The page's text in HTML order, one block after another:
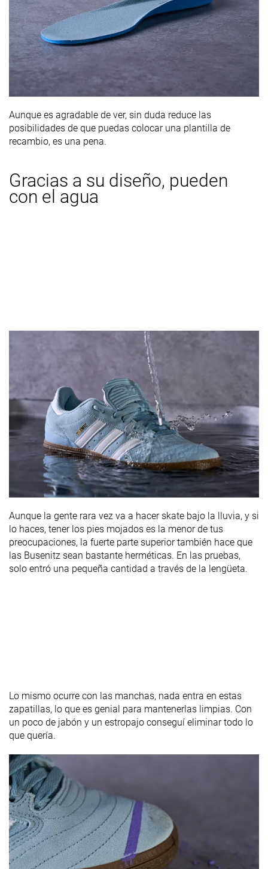
Aunque es agradable de ver, sin duda reduce las
posibilidades de que puedas colocar una plantilla de
recambio, es una pena.
Gracias a su diseño, pueden
con el agua
Aunque la gente rara vez va a hacer skate bajo la lluvia, y si
lo haces, tener los pies mojados es la menor de tus
preocupaciones, la fuerte parte superior también hace que
las Busenitz sean bastante herméticas. En las pruebas,
solo entró una pequeña cantidad a través de la lengüeta.
Lo mismo ocurre con las manchas, nada entra en estas
zapatillas, lo que es genial para mantenerlas limpias. Con
un poco de jabón y un estropajo conseguí eliminar todo lo
que quería.